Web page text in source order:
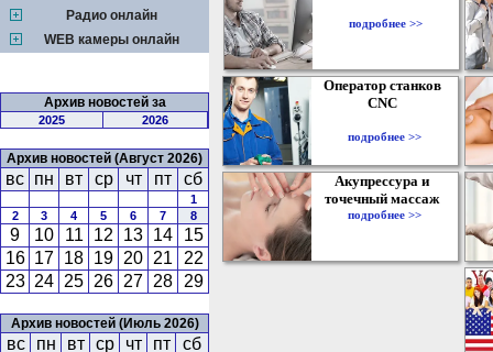
Радио онлайн
WEB камеры онлайн
Архив новостей за
2025 2026
Архив новостей (Август 2026)
вс пн вт ср чт пт сб
1
2
3 4 5 6 7 8
9 10 11 12 13 14
15
16 17 18 19 20 21
22
23 24 25 26 27 28 29
Архив новостей (Июль 2026)
вс пн вт ср чт пт сб
подробнее >>
Оператор станков
CNC
подробнее >>
Акупрессура и
точечный массаж
подробнее >>